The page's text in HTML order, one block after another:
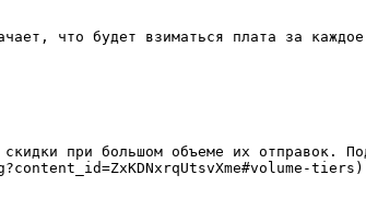
что будет взиматься плата за каждое
при большом объеме их отправок.